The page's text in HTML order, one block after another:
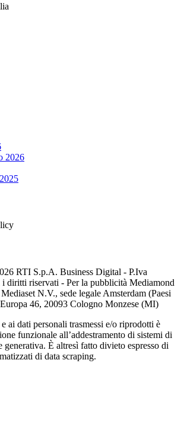
2026
RTI S.p.A. Business Digital - P.Iva
diritti riservati - Per la pubblicità Mediamond
N.V., sede legale Amsterdam (Paesi
46, 20093 Cologno Monzese (MI)
ai dati personali trasmessi e/o riprodotti è
funzionale all’addestramento di sistemi di
È altresì fatto divieto espresso di
di data scraping.